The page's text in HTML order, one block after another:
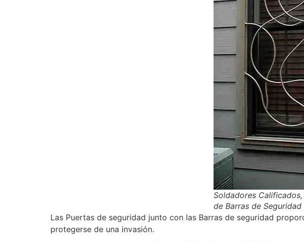
Soldadores
de Barras de
Las Puertas de seguridad junto con las Barras de seguridad
protegerse de una invasión.